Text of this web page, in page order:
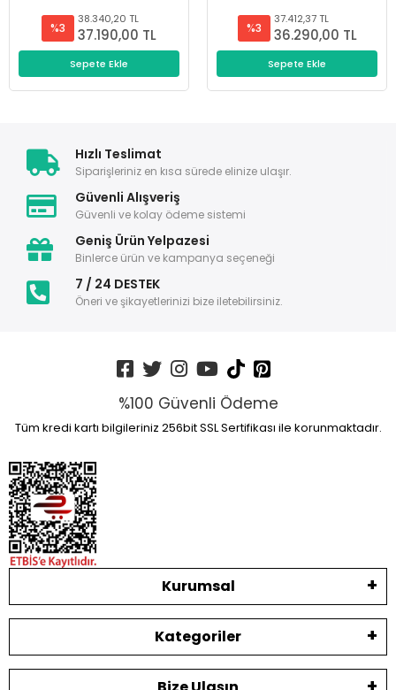
%3
38.340,20 TL
37.190,00 TL
Sepete Ekle
%3
37.412,37 TL
36.290,00 TL
Sepete Ekle
Hızlı Teslimat
Siparişleriniz en kısa sürede elinize ulaşır.
Güvenli Alışveriş
Güvenli ve kolay ödeme sistemi
Geniş Ürün Yelpazesi
Binlerce ürün ve kampanya seçeneği
7 / 24 DESTEK
Öneri ve şikayetlerinizi bize iletebilirsiniz.
%100 Güvenli Ödeme
Tüm kredi kartı bilgileriniz 256bit SSL Sertifikası ile korunmaktadır.
Kurumsal
Kategoriler